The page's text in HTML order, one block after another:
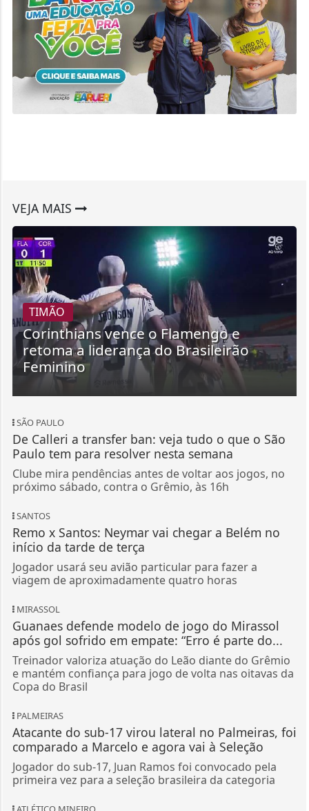
VEJA MAIS
TIMÃO
Corinthians vence o Flamengo e
retoma a liderança do Brasileirão
Feminino
SÃO PAULO
De Calleri a transfer ban: veja tudo o que o São
Paulo tem para resolver nesta semana
Clube mira pendências antes de voltar aos jogos, no
próximo sábado, contra o Grêmio, às 16h
Remo x Santos: Neymar vai chegar a Belém no
início da tarde de terça
Jogador usará seu avião particular para fazer a
viagem de aproximadamente quatro horas
Guanaes defende modelo de jogo do Mirassol
após gol sofrido em empate: “Erro é parte do...
Treinador valoriza atuação do Leão diante do Grêmio
e mantém confiança para jogo de volta nas oitavas da
Copa do Brasil
PALMEIRAS
Atacante do sub-17 virou lateral no Palmeiras, foi
comparado a Marcelo e agora vai à Seleção
Jogador do sub-17, Juan Ramos foi convocado pela
primeira vez para a seleção brasileira da categoria
Atlético-MG x Bragantino: veja as datas das
oitavas de final da Sul-Americana
Equipes começam a disputa do mata-mata em 12 de
agosto